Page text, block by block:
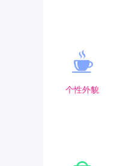
个性外貌